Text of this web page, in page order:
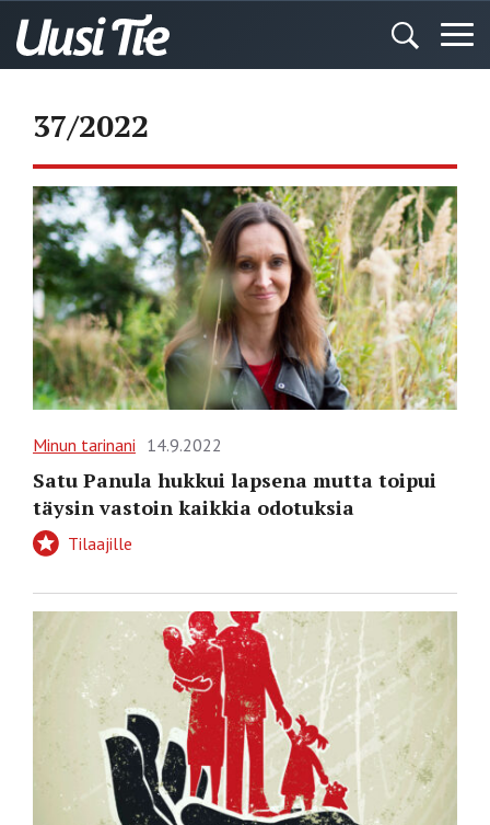
37/2022
Minun tarinani 14.9.2022
Satu Panula hukkui lapsena mutta toipui
täysin vastoin kaikkia odotuksia
Tilaajille